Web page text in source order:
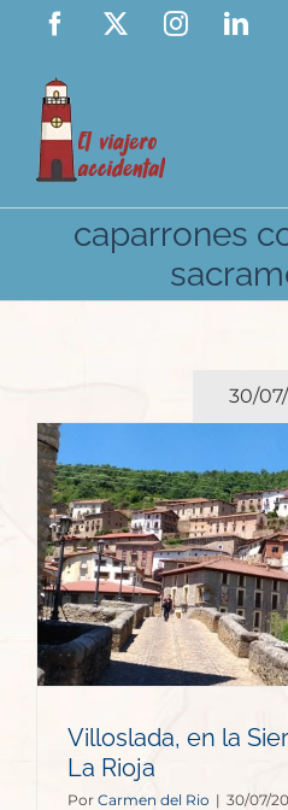
Saltar
contenido
Facebook Instagram
caparrones
30/
Villoslada, en la
La Rioja
Por Carmen del Rio | 30/07/20